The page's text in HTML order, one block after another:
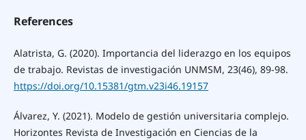
References
Alatrista, G. (2020). Importancia del liderazgo en los equipos
de trabajo. Revistas de investigación UNMSM, 23(46), 89-98.
https://doi.org/10.15381/gtm.v23i46.19157
Álvarez, Y. (2021). Modelo de gestión universitaria complejo.
Horizontes Revista de Investigación en Ciencias de la